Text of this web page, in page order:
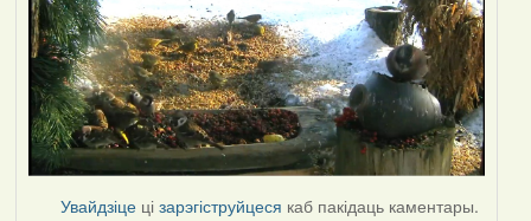
Увайдзіце цізарэгіструйцеся каб пакідаць каментары.